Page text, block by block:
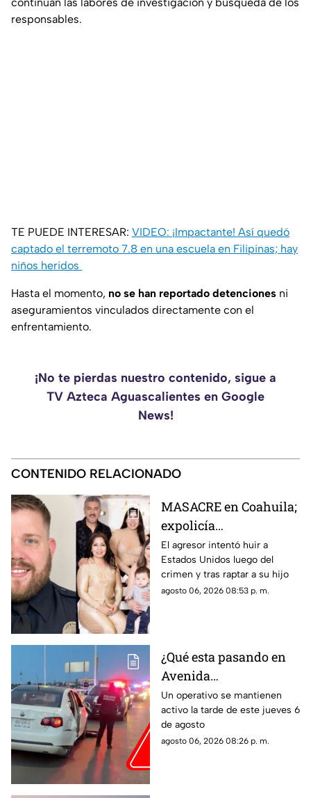
responsables.
TE PUEDE INTERESAR: VIDEO: ¡Impactante! Así quedó
captado el terremoto 7.8 en una escuela en Filipinas; hay
niños heridos
Hasta el momento, no se han reportado detenciones ni
aseguramientos vinculados directamente con el
enfrentamiento.
¡No te pierdas nuestro contenido, sigue a
TV Azteca Aguascalientes en Google
News!
CONTENIDO RELACIONADO
MASACRE en Coahuila;
expolicía
estadounidense atacó a
la familia de su
expareja mexicana
luego de que le
familiar
El agresor intentó huir a
Estados Unidos luego del
crimen y tras raptar a su hijo
agosto 06, 2026 08:53 p. m.
¿Qué esta pasando en
Avenida
Aguascalientes?
Reportan persecución y
accidente vehicular
Un operativo se mantienen
activo la tarde de este jueves 6
de agosto
agosto 06, 2026 08:26 p. m.